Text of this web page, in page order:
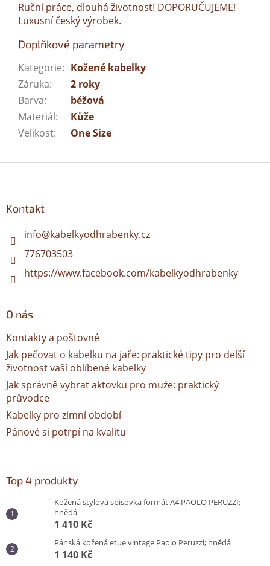
Ruční práce, dlouhá životnost! DOPORUČUJEME!
Luxusní český výrobek.
Doplňkové parametry
Kategorie: Kožené kabelky
Záruka:
2 roky
Barva:
béžová
Materiál:
Kůže
Velikost: One Size
Kontakt
info@kabelkyodhrabenky.cz
776703503
https://www.facebook.com/kabelkyodhrabenky
O nás
Kontakty a poštovné
Jak pečovat o kabelku na jaře: praktické tipy pro delší
životnost vaší oblíbené kabelky
Jak správně vybrat aktovku pro muže: praktický
průvodce
Kabelky pro zimní období
Pánové si potrpí na kvalitu
Top 4 produkty
Kožená stylová spisovka formát A4 PAOLO PERUZZI;
hnědá
1 410 Kč
Pánská kožená etue vintage Paolo Peruzzi; hnědá
1 140 Kč